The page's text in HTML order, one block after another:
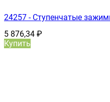
24257 - Ступенчатые
5 876,34 ₽
Купить